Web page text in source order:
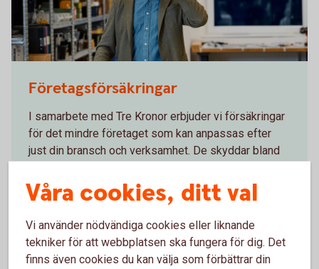
Företagsförsäkringar
I samarbete med Tre Kronor erbjuder vi försäkringar
för det mindre företaget som kan anpassas efter
just din bransch och verksamhet. De skyddar bland
uteblivna intäkter vid skada.
Företagsförsäkringar
Våra cookies, ditt val
Vi använder nödvändiga cookies eller liknande
tekniker för att webbplatsen ska fungera för dig. Det
finns även cookies du kan välja som förbättrar din